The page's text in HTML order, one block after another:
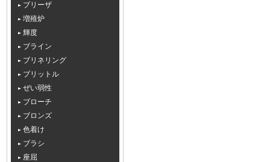
ブリーザ
増殖炉
輝度
ブライン
ブリネリング
ブリットル
ぜい弱性
ブローチ
ブロンズ
色着け
ブラシ
座屈